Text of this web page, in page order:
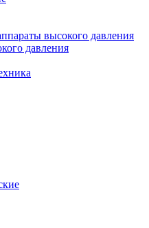
высокого давления
давления